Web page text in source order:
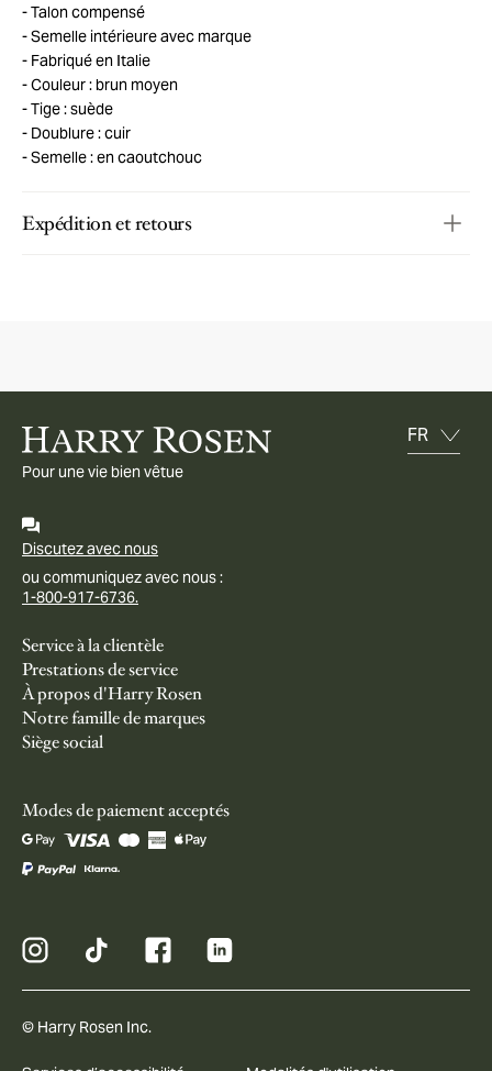
Talon compensé
Semelle intérieure avec marque
Fabriqué en Italie
Couleur : brun moyen
Tige : suède
Doublure : cuir
Semelle : en caoutchouc
Expédition et retours
Pour une vie bien vêtue
Discutez avec nous
ou communiquez avec nous :
1-800-917-6736.
Service à la clientèle
Prestations de service
À propos d'Harry Rosen
Notre famille de marques
Siège social
Modes de paiement acceptés
© Harry Rosen Inc.